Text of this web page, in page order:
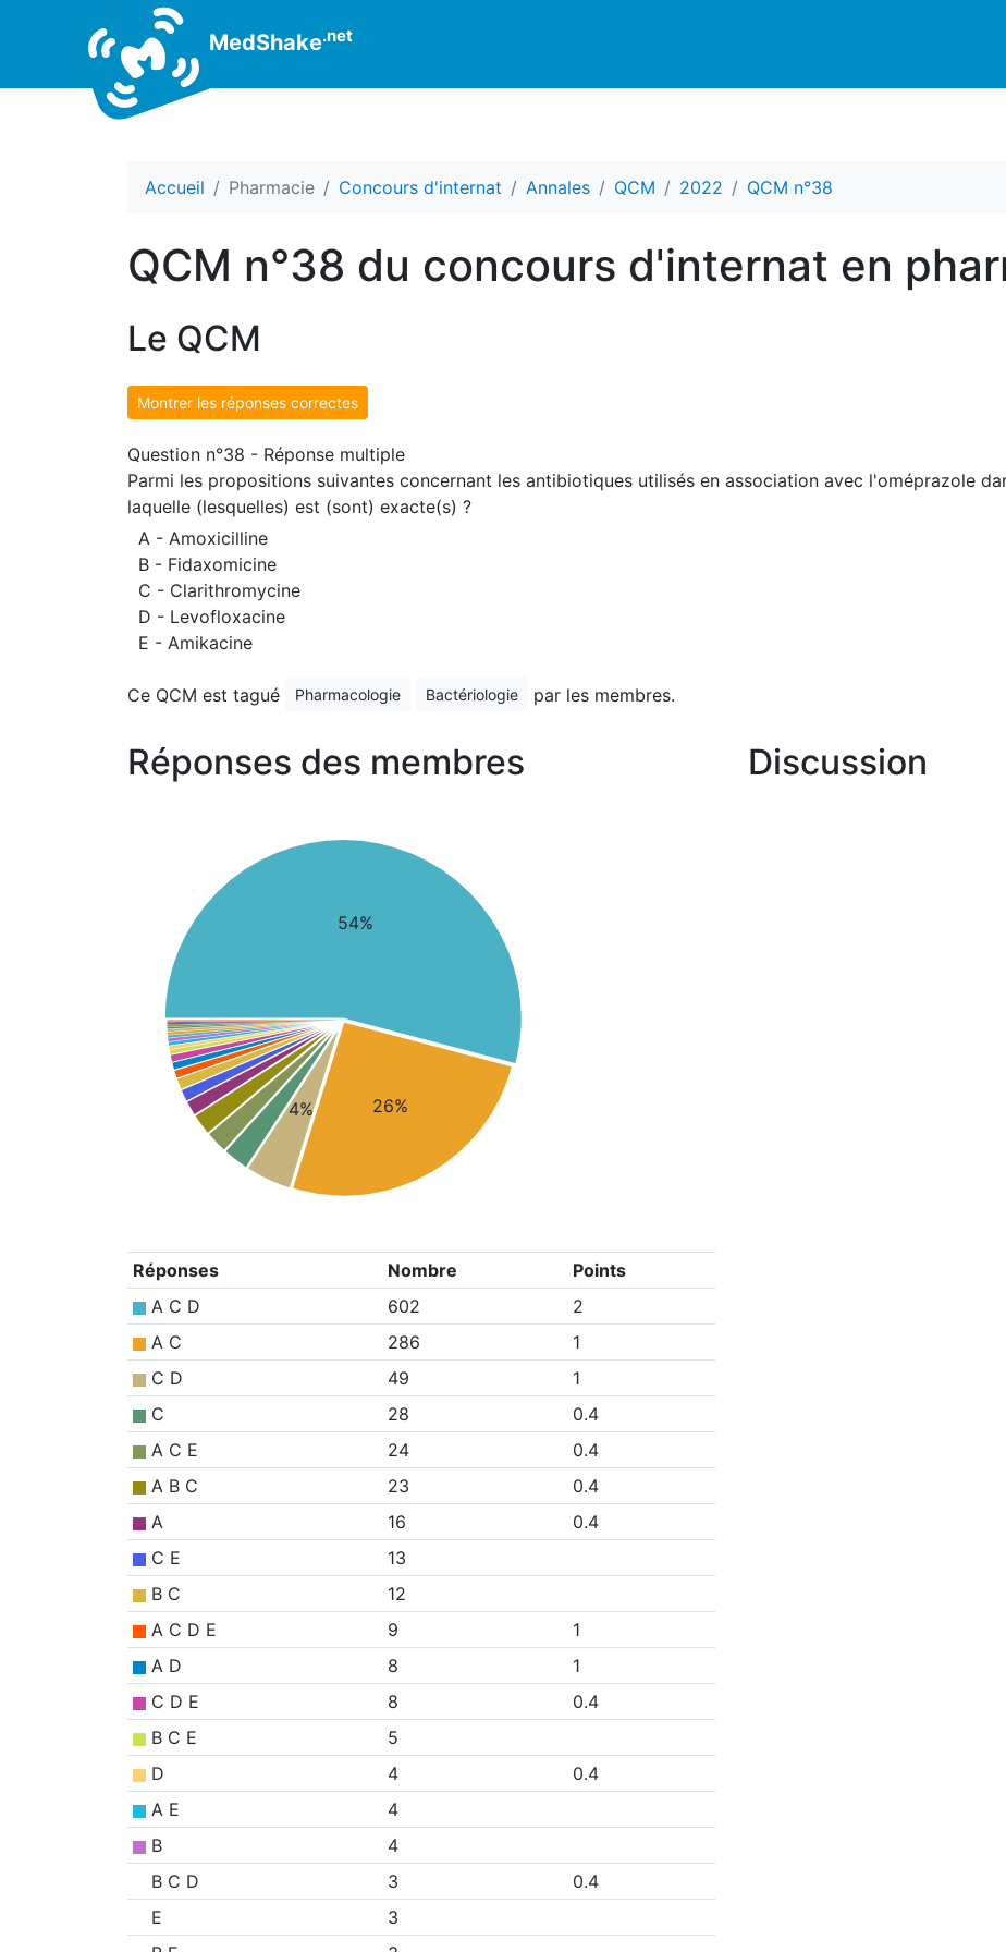
MedShake.net
Accueil Pharmacie Concours d'internat Annales QCM 2022 QCM n°38
QCM n°38 du concours d'internat en
Le QCM
Montrer les réponses correctes
Question n°38 - Réponse multiple
Parmi les propositions suivantes concernant les antibiotiques utilisés en association avec l'oméprazole
laquelle (lesquelles) est (sont) exacte(s) ?
A - Amoxicilline
B - Fidaxomicine
C - Clarithromycine
D - Levofloxacine
E - Amikacine
Ce QCM est tagué Pharmacologie Bactériologie par les membres.
Réponses des membres
54%
26%
4%
Réponses Nombre
Points
A C D
602
2
A C
286
1
C D
49
1
C
28
0.4
A C E
24
0.4
A B C
23
0.4
A
16
0.4
C E
13
B C
12
A C D E
9
1
A D
8
1
C D E
8
0.4
B C E
5
D
4
0.4
A E
4
B
4
B C D
3
0.4
E
3
Discussion